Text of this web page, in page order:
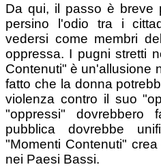
Da qui, il passo è breve
persino l'odio tra i
vedersi come membri
oppressa. I pugni stretti
Contenuti" è un'allusione
fatto che la donna
violenza contro il suo
"oppressi" dovrebbero
pubblica dovrebbe
"Momenti Contenuti"
nei Paesi Bassi.